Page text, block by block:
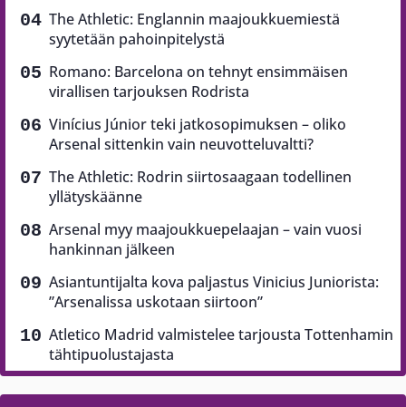
The Athletic: Englannin maajoukkuemiestä
syytetään pahoinpitelystä
Romano: Barcelona on tehnyt ensimmäisen
virallisen tarjouksen Rodrista
Vinícius Júnior teki jatkosopimuksen – oliko
Arsenal sittenkin vain neuvotteluvaltti?
The Athletic: Rodrin siirtosaagaan todellinen
yllätyskäänne
Arsenal myy maajoukkuepelaajan – vain vuosi
hankinnan jälkeen
Asiantuntijalta kova paljastus Vinicius Juniorista:
”Arsenalissa uskotaan siirtoon”
Atletico Madrid valmistelee tarjousta Tottenhamin
tähtipuolustajasta